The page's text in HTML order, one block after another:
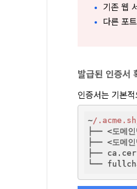
기존 웹
다른 포
발급된 인증서
인증서는 기본
~/
├── <
├── <
├──
└──